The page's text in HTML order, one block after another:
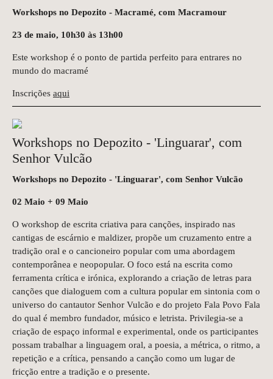
Workshops no Depozito - Macramé, com Macramour
23 de maio, 10h30 às 13h00
Este workshop é o ponto de partida perfeito para entrares no
mundo do macramé
Inscrições aqui
Workshops no Depozito - 'Linguarar', com
Senhor Vulcão
Workshops no Depozito - 'Linguarar', com Senhor Vulcão
02 Maio + 09 Maio
O workshop de escrita criativa para canções, inspirado nas
cantigas de escárnio e maldizer, propõe um cruzamento entre a
tradição oral e o cancioneiro popular com uma abordagem
contemporânea e neopopular. O foco está na escrita como
ferramenta crítica e irónica, explorando a criação de letras para
canções que dialoguem com a cultura popular em sintonia com o
universo do cantautor Senhor Vulcão e do projeto Fala Povo Fala
do qual é membro fundador, músico e letrista. Privilegia-se a
criação de espaço informal e experimental, onde os participantes
possam trabalhar a linguagem oral, a poesia, a métrica, o ritmo, a
repetição e a crítica, pensando a canção como um lugar de
fricção entre a tradição e o presente.